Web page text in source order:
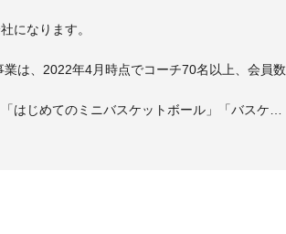
になります。
は、2022年4月時点でコーチ70名以上、会員数
はじめてのミニバスケットボール」「バスケッ